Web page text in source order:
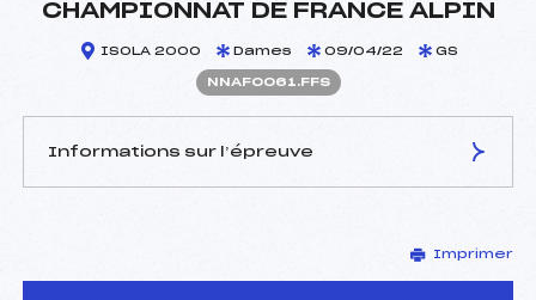
CHAMPIONNAT DE FRANCE ALPIN
ISOLA 2000 Dames 09/04/22 GS
NNAF0061.FFS
Informations sur l’épreuve
OLIVIER FRANCOIS (CA)
Arbitre :
–
Imprimer